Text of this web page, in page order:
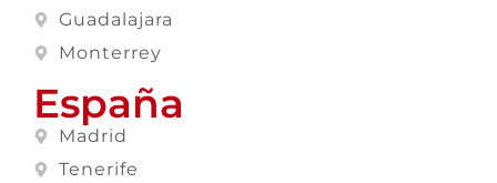
Guadalajara
Monterrey
España
Madrid
Tenerife